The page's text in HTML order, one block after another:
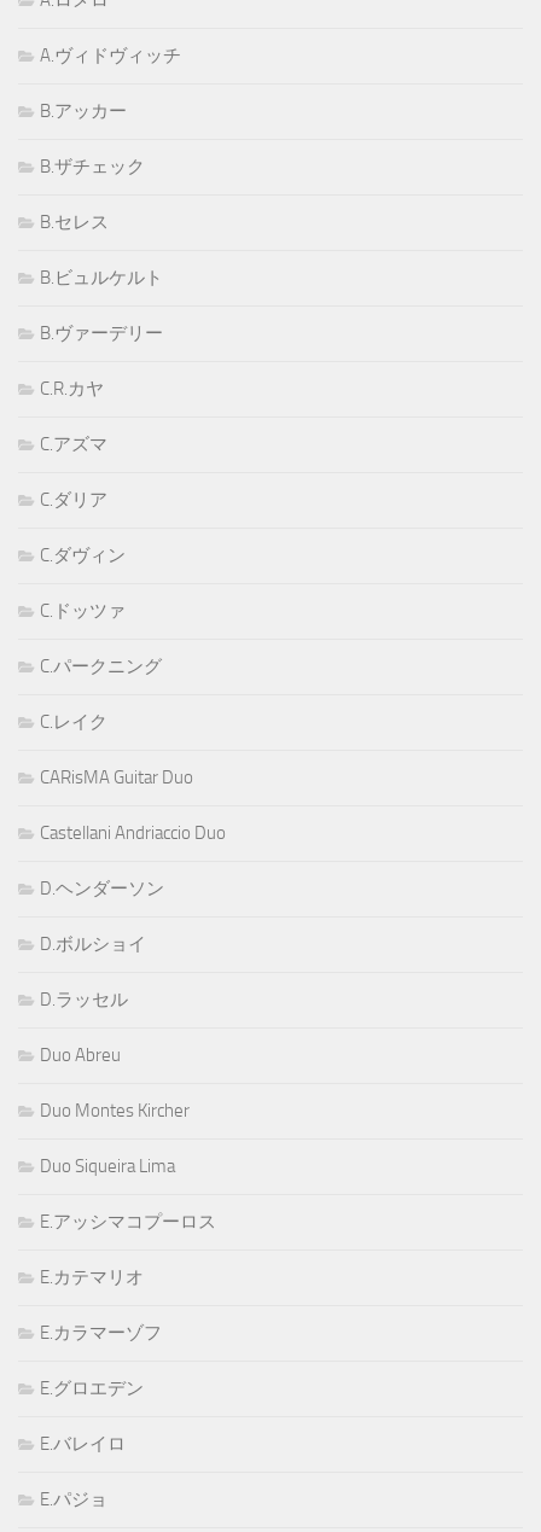
A.ヴィドヴィッチ
B.アッカー
B.ザチェック
B.セレス
B.ビュルケルト
B.ヴァーデリー
C.R.カヤ
C.アズマ
C.ダリア
C.ダヴィン
C.ドッツァ
C.パークニング
C.レイク
CARisMA Guitar Duo
Castellani Andriaccio Duo
D.ヘンダーソン
D.ボルショイ
D.ラッセル
Duo Abreu
Duo Montes Kircher
Duo Siqueira Lima
E.アッシマコプーロス
E.カテマリオ
E.カラマーゾフ
E.グロエデン
E.バレイロ
E.パジョ